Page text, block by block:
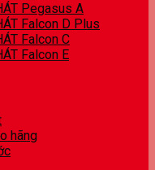
Pegasus A
Falcon D Plus
Falcon C
Falcon E
hãng